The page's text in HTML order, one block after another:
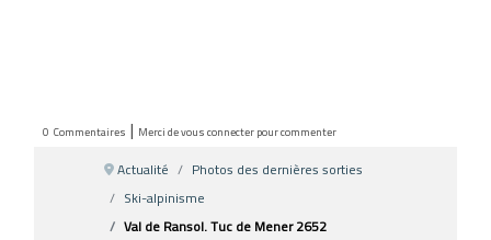
0 Commentaires | Merci de vous connecter pour commenter
Actualité
Photos des dernières sorties
Ski-alpinisme
Val de Ransol. Tuc de Mener 2652